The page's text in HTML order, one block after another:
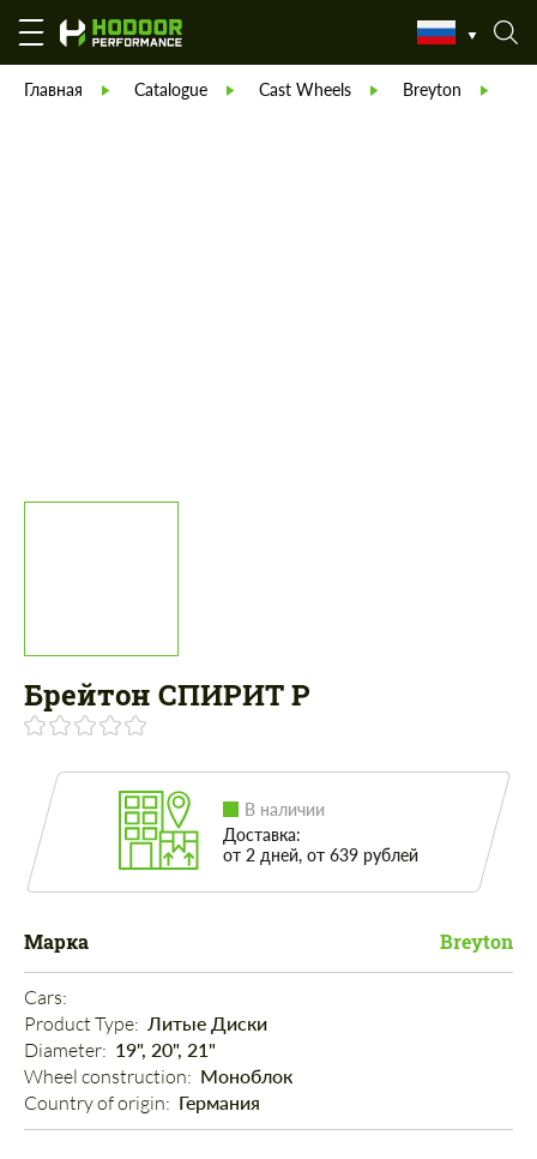
Главная Catalogue Cast Wheels Breyton
Брейтон СПИРИТ Р
В наличии
Доставка:
от 2 дней, от 639 рублей
Марка Breyton
Cars:
Product Type: Литые Диски
Diameter: 19", 20", 21"
Wheel construction: Моноблок
Country of origin: Германия